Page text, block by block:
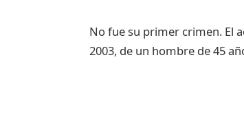
Nofuesu primer crimen. El
2003, de un hombre de 45